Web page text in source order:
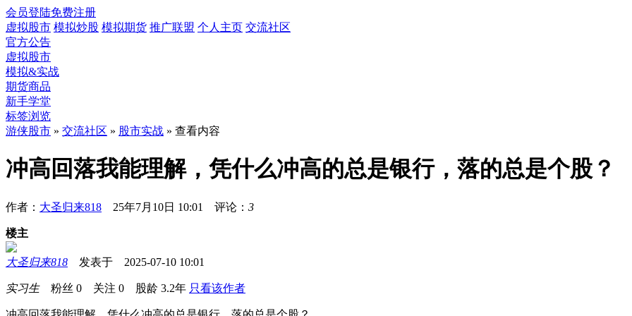
会员登陆免费注册
虚拟股市 模拟炒股 模拟期货 推广联盟 个人主页 交流社区
官方公告
虚拟股市
模拟&实战
期货商品
新手学堂
标签浏览
游侠股市 » 交流社区 » 股市实战 » 查看内容
冲高回落我能理解，凭什么冲高的总是银行，落的总是个股？
作者： 大圣归来818 25年7月10日 10:01 评论： 3
楼主
大圣归来818 发表于 2025-07-10 10:01
实习生粉丝 0 关注 0 股龄 3.2年 只看该作者